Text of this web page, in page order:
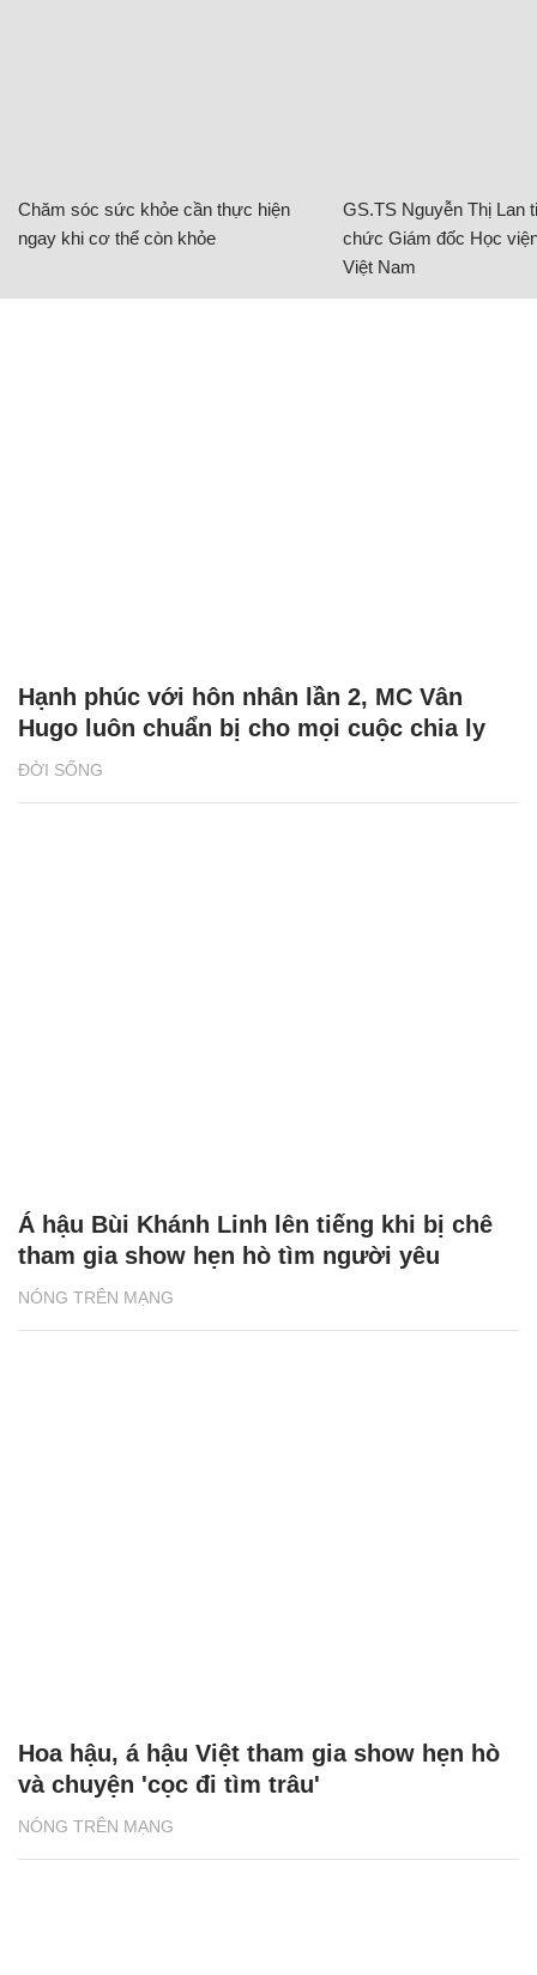
Chăm sóc sức khỏe cần thực hiện
ngay khi cơ thể còn khỏe
GS.TS Nguyễn Thị Lan
chức Giám đốc Học
Việt Nam
ĐỜI SỐNG
Hạnh phúc với hôn nhân lần 2, MC Vân
Hugo luôn chuẩn bị cho mọi cuộc chia ly
NÓNG TRÊN MẠNG
Á hậu Bùi Khánh Linh lên tiếng khi bị chê
tham gia show hẹn hò tìm người yêu
NÓNG TRÊN MẠNG
Hoa hậu, á hậu Việt tham gia show hẹn hò
và chuyện 'cọc đi tìm trâu'